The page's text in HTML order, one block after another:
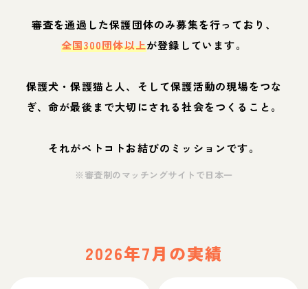
審査を通過した保護団体のみ募集を行っており、
全国300団体以上が登録しています。
保護犬・保護猫と人、そして保護活動の現場をつな
ぎ、命が最後まで大切にされる社会をつくること。
それがペトコトお結びのミッションです。
※審査制のマッチングサイトで日本一
2026年7月の実績